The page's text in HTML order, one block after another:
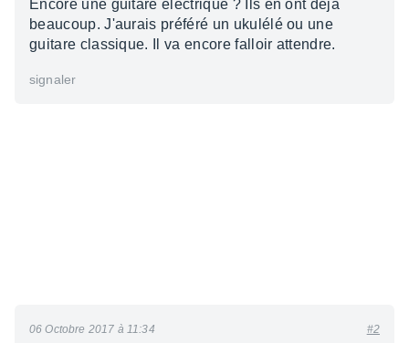
Encore une guitare électrique ? Ils en ont déjà
beaucoup. J'aurais préféré un ukulélé ou une
guitare classique. Il va encore falloir attendre.
signaler
06 Octobre 2017 à 11:34 #2